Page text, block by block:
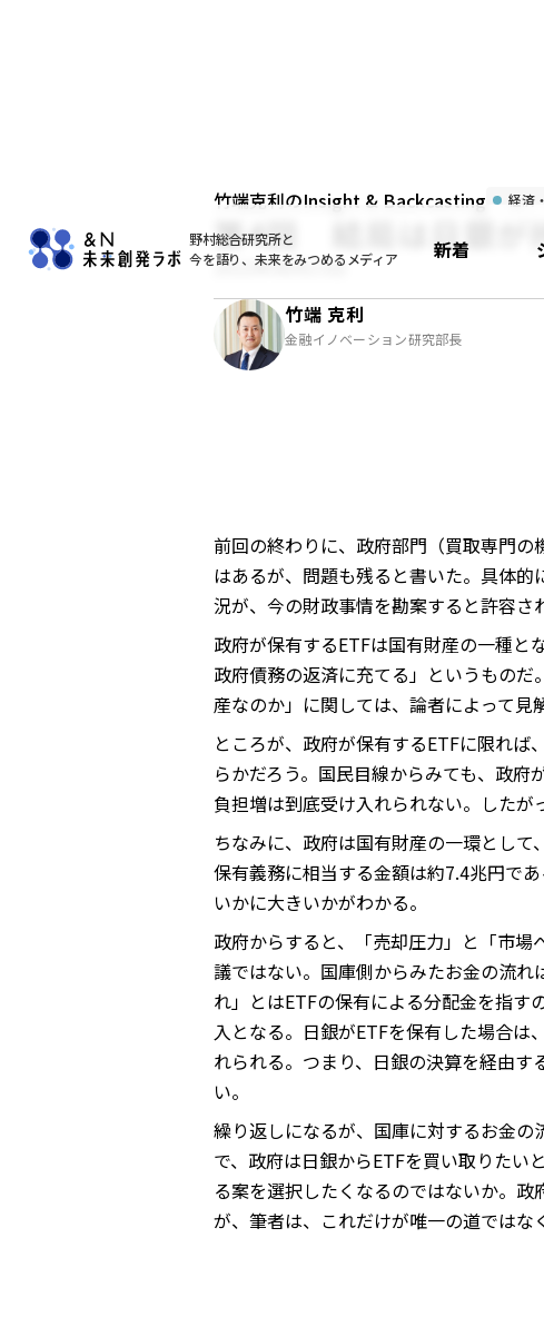
野村総合研究所と
今を語り、未来をみつめるメディア
新着
竹端克利のInsight & Backcasting 経済
第4回 結局は日銀が
2022年06月15日
竹端 克利
金融イノベーション研究部長
前回の終わりに、政府部門（買取専門
はあるが、問題も残ると書いた。具体
況が、今の財政事情を勘案すると許容さ
政府が保有するETFは国有財産の一種と
政府債務の返済に充てる」というもの
産なのか」に関しては、論者によって見
ところが、政府が保有するETFに限れ
らかだろう。国民目線からみても、政
負担増は到底受け入れられない。したが
ちなみに、政府は国有財産の一環とし
保有義務に相当する金額は約7.4兆円で
いかに大きいかがわかる。
政府からすると、「売却圧力」と「市
議ではない。国庫側からみたお金の流
れ」とはETFの保有による分配金を指
入となる。日銀がETFを保有した場合
れられる。つまり、日銀の決算を経由
い。
繰り返しになるが、国庫に対するお金
で、政府は日銀からETFを買い取りたい
る案を選択したくなるのではないか。
が、筆者は、これだけが唯一の道ではな